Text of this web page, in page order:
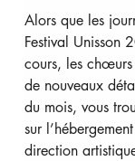
Alors que les
Festival Unisson
cours, les chœurs
de nouveaux
du mois, vous
sur
direction